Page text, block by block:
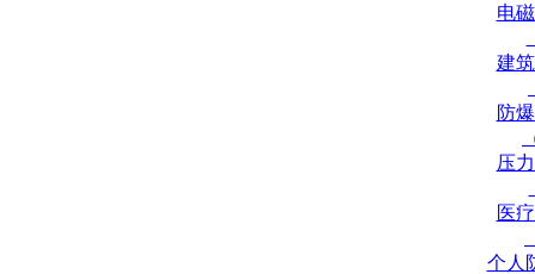
电
建
防
压
医
个人